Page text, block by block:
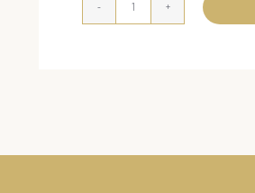
GOLD